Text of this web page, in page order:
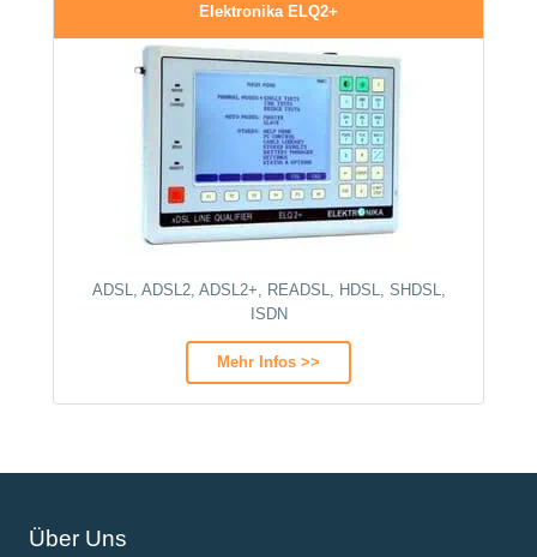
Elektronika ELQ2+
ADSL, ADSL2, ADSL2+, READSL, HDSL, SHDSL,
ISDN
Mehr Infos >>
Über Uns